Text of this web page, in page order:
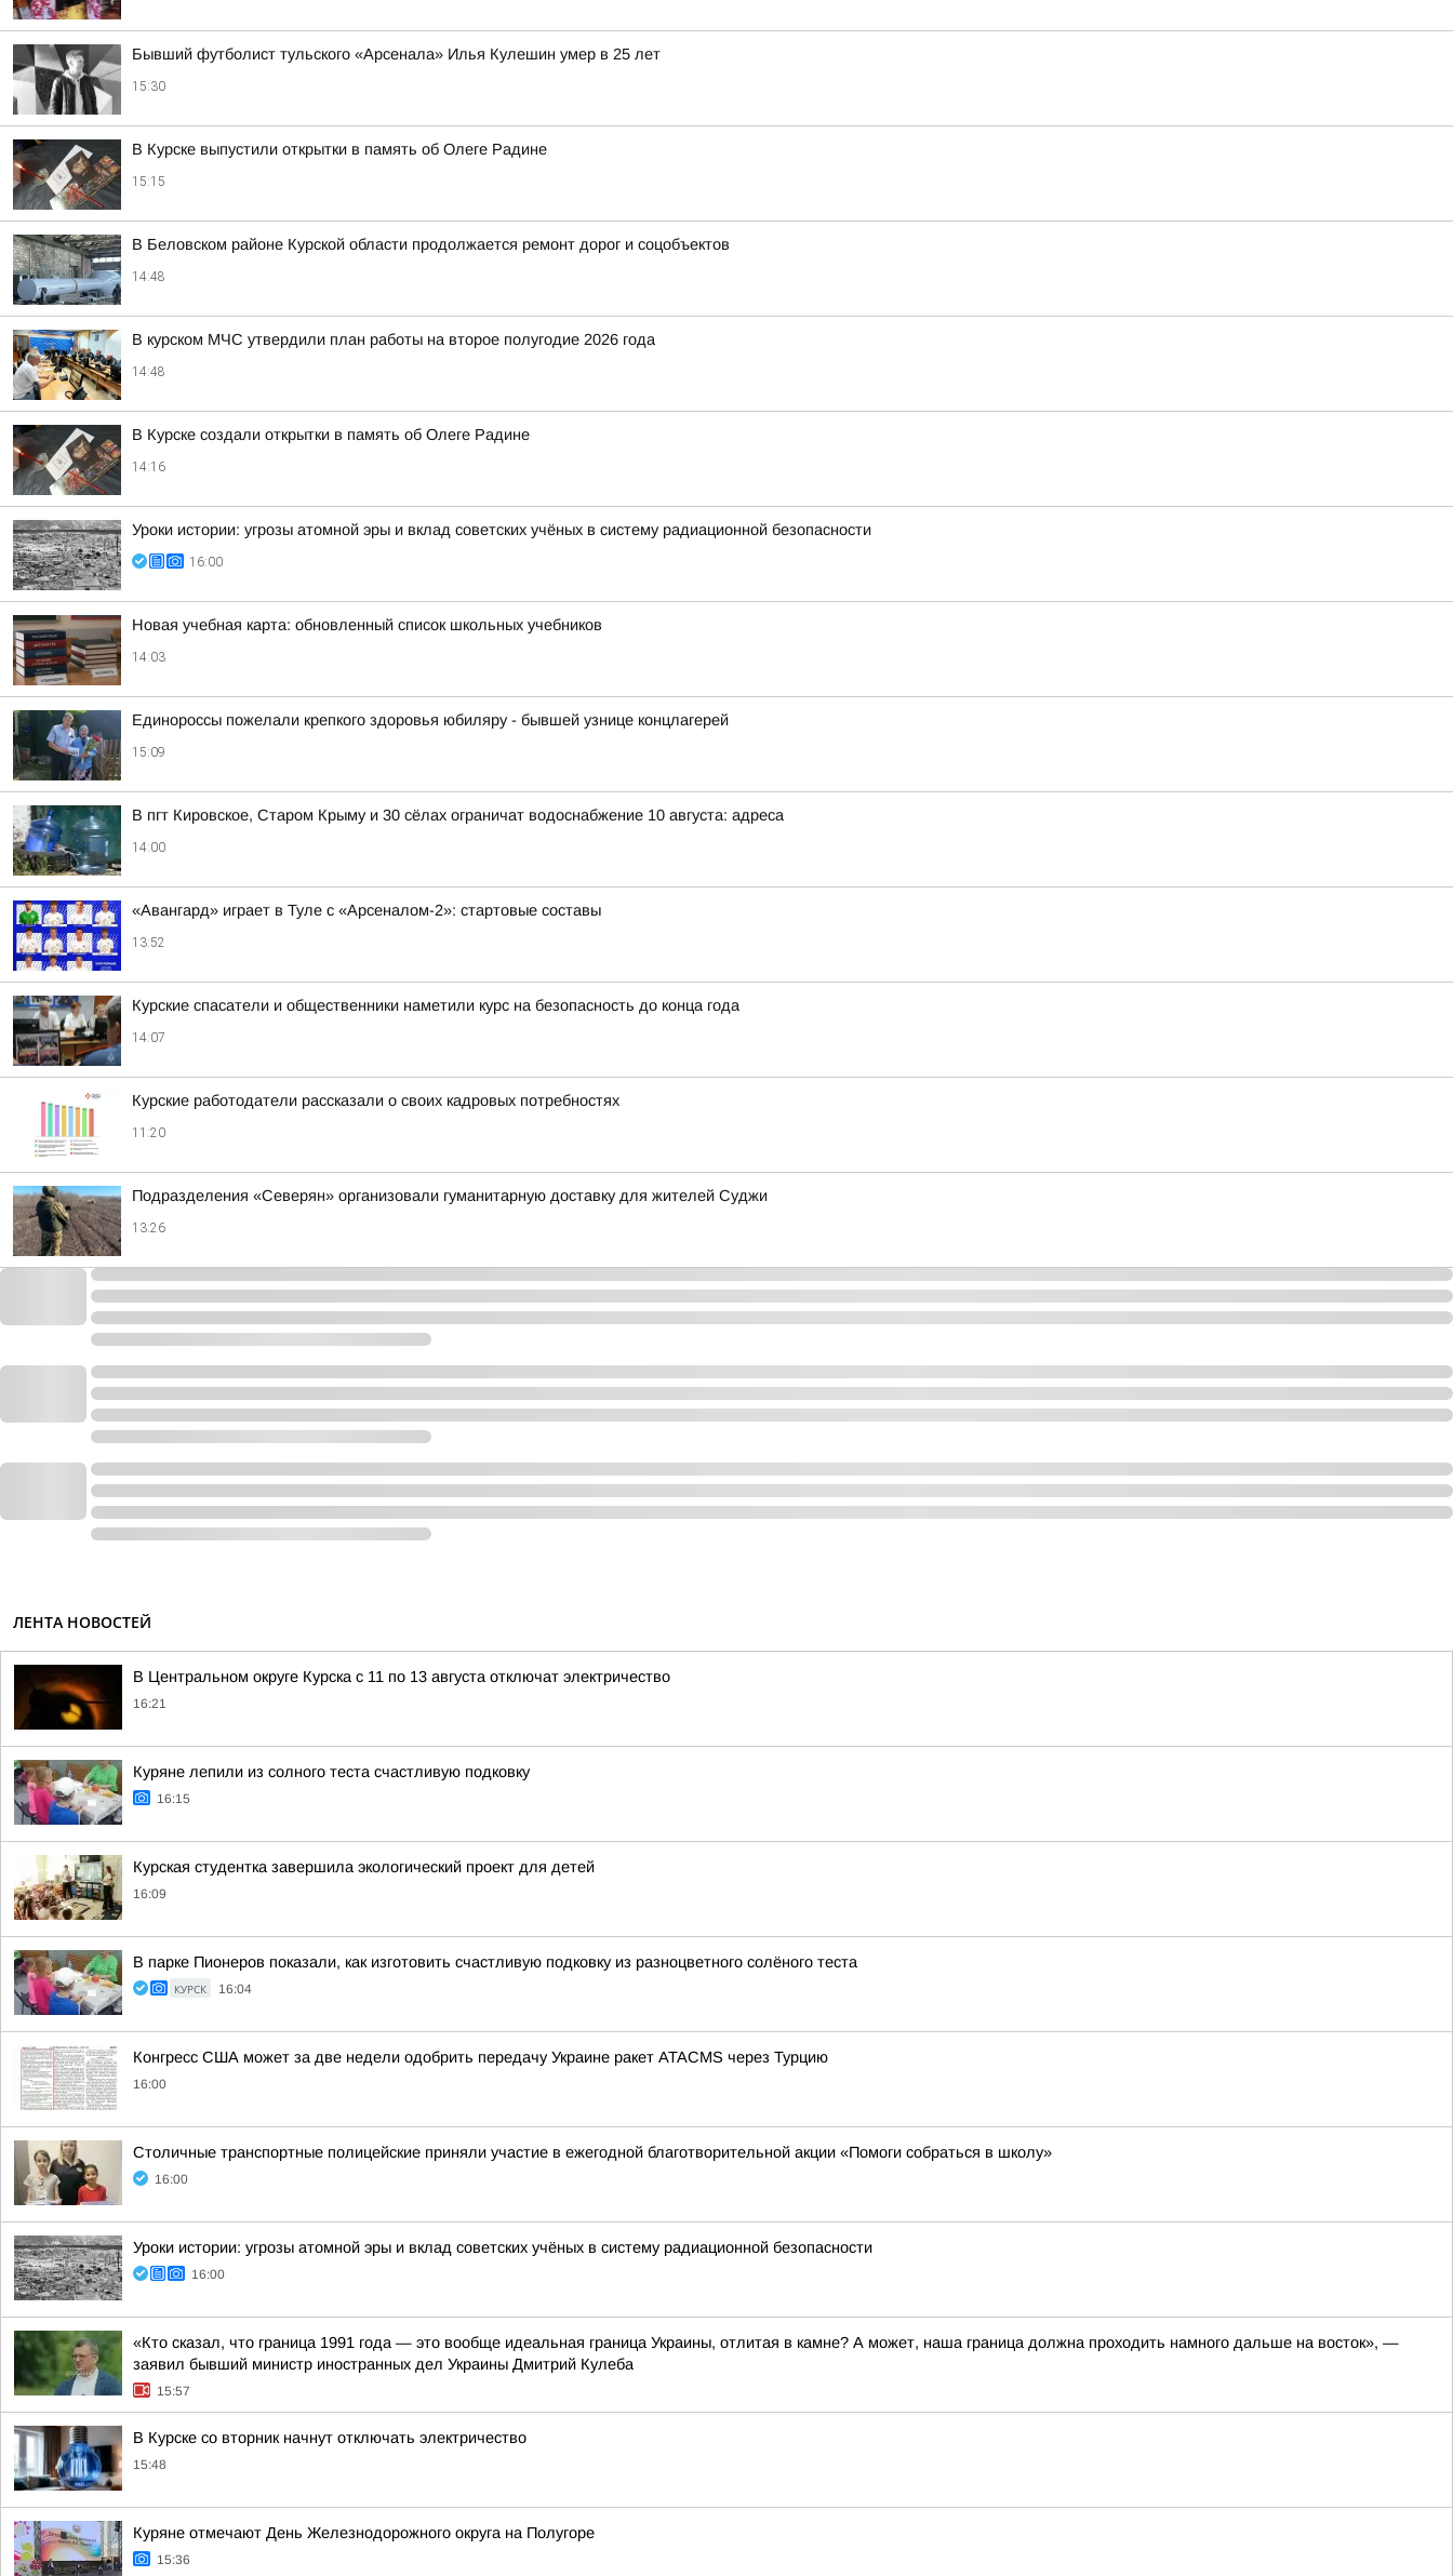
Бывший футболист тульского «Арсенала» Илья Кулешин умер в 25 лет
15:30
В Курске выпустили открытки в память об Олеге Радине
15:15
В Беловском районе Курской области продолжается ремонт дорог и соцобъектов
14:48
В курском МЧС утвердили план работы на второе полугодие 2026 года
14:48
В Курске создали открытки в память об Олеге Радине
14:16
Уроки истории: угрозы атомной эры и вклад советских учёных в систему радиационной безопасности
16:00
Новая учебная карта: обновленный список школьных учебников
14:03
Единороссы пожелали крепкого здоровья юбиляру - бывшей узнице концлагерей
15:09
В пгт Кировское, Старом Крыму и 30 сёлах ограничат водоснабжение 10 августа: адреса
14:00
«Авангард» играет в Туле с «Арсеналом-2»: стартовые составы
13:52
Курские спасатели и общественники наметили курс на безопасность до конца года
14:07
Курские работодатели рассказали о своих кадровых потребностях
11:20
Подразделения «Северян» организовали гуманитарную доставку для жителей Суджи
13:26
ЛЕНТА НОВОСТЕЙ
В Центральном округе Курска с 11 по 13 августа отключат электричество
16:21
Куряне лепили из солного теста счастливую подковку
16:15
Курская студентка завершила экологический проект для детей
16:09
В парке Пионеров показали, как изготовить счастливую подковку из разноцветного солёного теста
КУРСК 16:04
Конгресс США может за две недели одобрить передачу Украине ракет ATACMS через Турцию
16:00
Столичные транспортные полицейские приняли участие в ежегодной благотворительной акции «Помоги собраться в школу»
16:00
Уроки истории: угрозы атомной эры и вклад советских учёных в систему радиационной безопасности
16:00
«Кто сказал, что граница 1991 года — это вообще идеальная граница Украины, отлитая в камне? А может, наша граница должна проходить намного дальше на восток», —
заявил бывший министр иностранных дел Украины Дмитрий Кулеба
15:57
В Курске со вторник начнут отключать электричество
15:48
Куряне отмечают День Железнодорожного округа на Полугоре
15:36